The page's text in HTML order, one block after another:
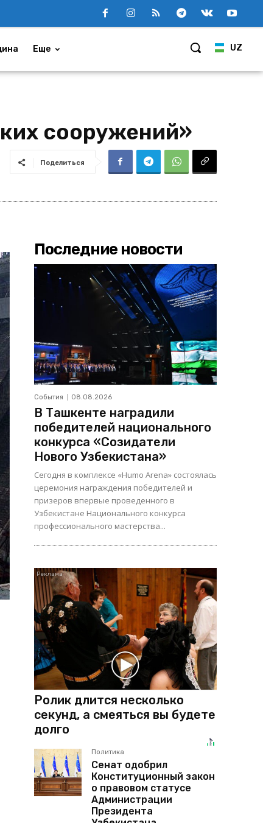
UZ
Еще
сооружений»
Поделиться
Последние новости
События 08.08.2026
В Ташкенте наградили
победителей национального
конкурса «Созидатели
Нового Узбекистана»
Сегодня в комплексе «Humo Arena» состоялась
церемония награждения победителей и
призеров впервые проведенного в
Узбекистане Национального конкурса
профессионального мастерства...
Ролик длится несколько
секунд, а смеяться вы будете
долго
Политика
Сенат одобрил
Конституционный закон
о правовом статусе
Администрации
Президента